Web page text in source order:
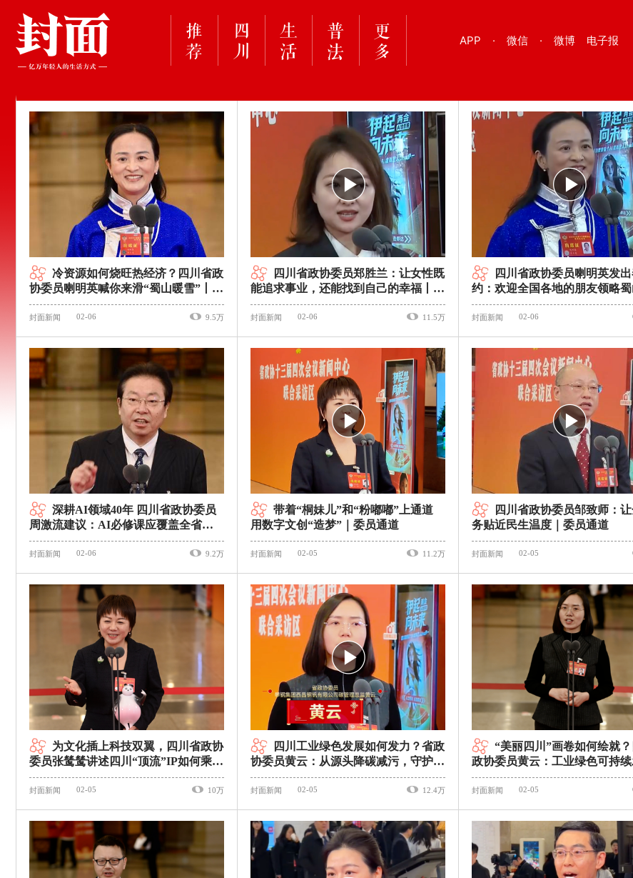
APP · 微信 · 微博 电子报
冷资源如何烧旺热经济？四川省政
协委员喇明英喊你来滑“蜀山暖雪”丨委
员通道
封面新闻 02-06 9.5万
四川省政协委员郑胜兰：让女性既
能追求事业，还能找到自己的幸福丨委
员通道
封面新闻 02-06 11.5万
四川省政协委员喇明英发
约：欢迎全国各地的朋友领略
｜委员通道
封面新闻 02-06
深耕AI领域40年 四川省政协委员
周激流建议：AI必修课应覆盖全省所
有高校所有专业｜委员通道
封面新闻 02-06 9.2万
带着“桐妹儿”和“粉嘟嘟”上通道
用数字文创“造梦”｜委员通道
封面新闻 02-05 11.2万
四川省政协委员邹致师：
务贴近民生温度｜委员通道
封面新闻 02-05
为文化插上科技双翼，四川省政协
委员张鸶鸶讲述四川“顶流”IP如何乘风
出海｜委员通道
封面新闻 02-05 10万
四川工业绿色发展如何发力？省政
协委员黄云：从源头降碳减污，守护蓝
天｜委员通道
封面新闻 02-05 12.4万
“美丽四川”画卷如何绘就
政协委员黄云：工业绿色可持
重要底色｜委员通道
封面新闻 02-05